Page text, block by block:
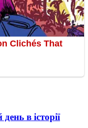
в історії